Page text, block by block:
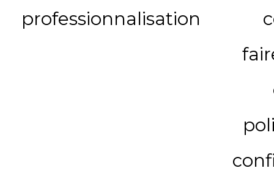
professionnalisation